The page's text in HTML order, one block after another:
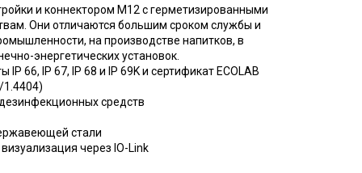
и коннектором М12 с герметизированными
Они отличаются большим сроком службы и
на производстве напитков, в
энергетических установок.
66, IP 67, IP 68 и IP 69K и сертификат ECOLAB
1.4404)
средств
стали
через IO-Link